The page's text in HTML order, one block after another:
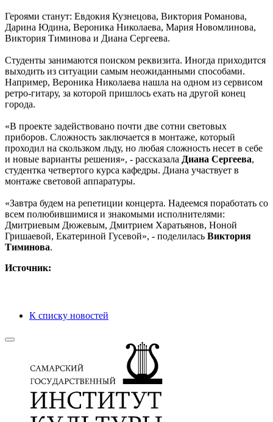
Героями станут: Евдокия Кузнецова, Виктория Романова,
Дарина Юдина, Вероника Николаева, Мария Новомлинова,
Виктория Тиминова и Диана Сергеева.
Студенты занимаются поиском реквизита. Иногда приходится
выходить из ситуации самым неожиданными способами.
Например, Вероника Николаева нашла на одном из сервисом
ретро-гитару, за которой пришлось ехать на другой конец
города.
«В проекте задействовано почти две сотни световых
приборов. Сложность заключается в монтаже, который
проходил на скользком льду, но любая сложность несет в себе
и новые варианты решения», - рассказала Диана Сергеева,
студентка четвертого курса кафедры. Диана участвует в
монтаже световой аппаратуры.
«Завтра будем на репетиции концерта. Надеемся поработать со
всем полюбившимися и знакомыми исполнителями:
Дмитриевым Дюжевым, Дмитрием Харатьянов, Ноной
Гришаевой, Екатериной Гусевой», - поделилась Виктория
Тиминова.
Источник:
К списку новостей